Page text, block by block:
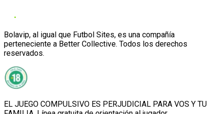
Bolavip, al igual que Futbol Sites, es una compañía
perteneciente a Better Collective. Todos los derechos
reservados.
EL JUEGO COMPULSIVO ES PERJUDICIAL PARA VOS Y TU